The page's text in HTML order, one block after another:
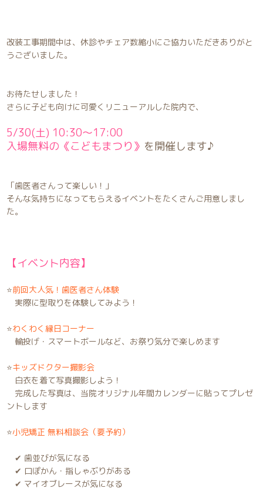
改装工事期間中は、休診やチェア数縮小にご協力いただきありがと
うございました。
お待たせしました！
さらに子ども向けに可愛くリニューアルした院内で、
5/30(土) 10:30〜17:00
入場無料の《こどもまつり》 を開催します♪
「歯医者さんって楽しい！」
そんな気持ちになってもらえるイベントをたくさんご用意しまし
た。
【イベント内容】
⭐️前回大人気！ 歯医者さん体験
実際に型取りを体験してみよう！
⭐️わくわく縁日コーナー
輪投げ・スマートボールなど、お祭り気分で楽しめます
⭐️キッズドクター撮影会
白衣を着て写真撮影しよう！
完成した写真は、当院オリジナル年間カレンダーに貼ってプレゼ
ントします
⭐️小児矯正 無料相談会（要予約）
✔︎ 歯並びが気になる
✔︎ 口ぽかん・指しゃぶりがある
✔︎ マイオブレースが気になる